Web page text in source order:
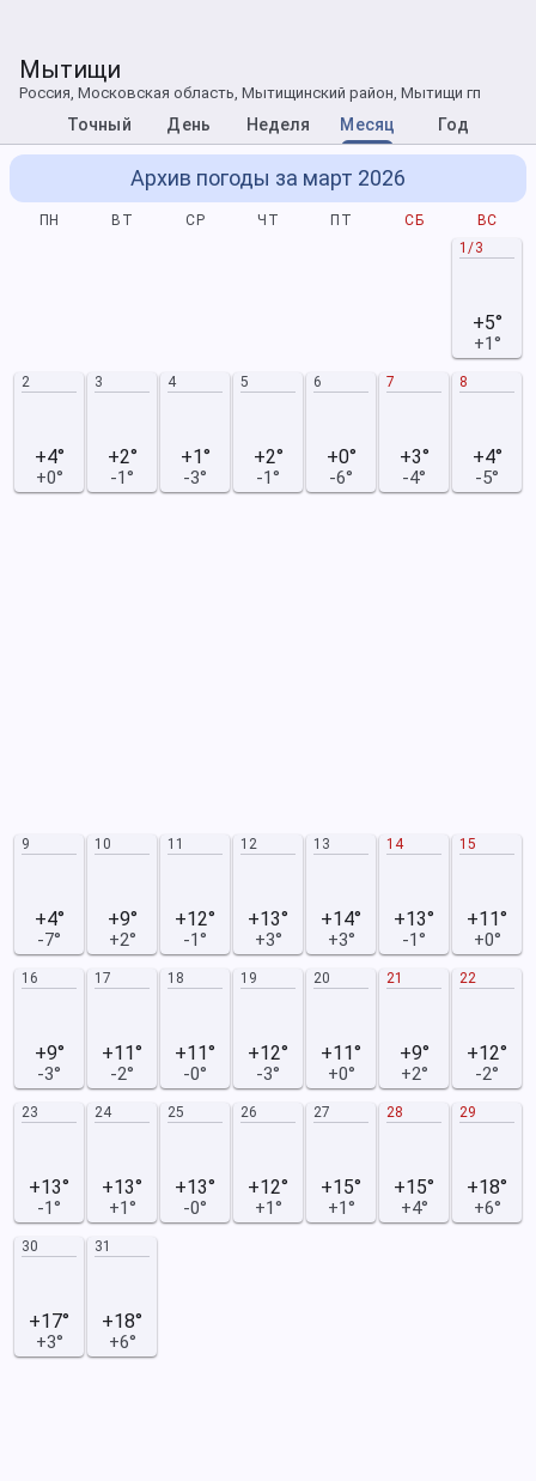
Мытищи
Россия, Московская область, Мытищинский район, Мытищи гп
Точный День Неделя Месяц Год
Архив погоды за март 2026
ПН ВТ СР ЧТ ПТ СБ
ВС
1/3
+5°
+1°
2
+4°
+0°
3
+2°
-1°
4
+1°
-3°
5
+2°
-1°
6
+0°
-6°
7
+3°
-4°
8
+4°
-5°
9
+4°
-7°
10
+9°
+2°
11
+12°
-1°
12
+13°
+3°
13
+14°
+3°
14
+13°
-1°
15
+11°
+0°
16
+9°
-3°
17
+11°
-2°
18
+11°
-0°
19
+12°
-3°
20
+11°
+0°
21
+9°
+2°
22
+12°
-2°
23
+13°
-1°
24
+13°
+1°
25
+13°
-0°
26
+12°
+1°
27
+15°
+1°
28
+15°
+4°
29
+18°
+6°
30
+17°
+3°
31
+18°
+6°